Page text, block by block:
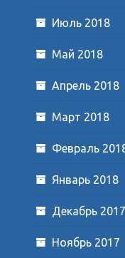
Июль 2018
Май 2018
Апрель 2018
Март 2018
Февраль
Январь 2018
Декабрь 2017
Ноябрь 2017